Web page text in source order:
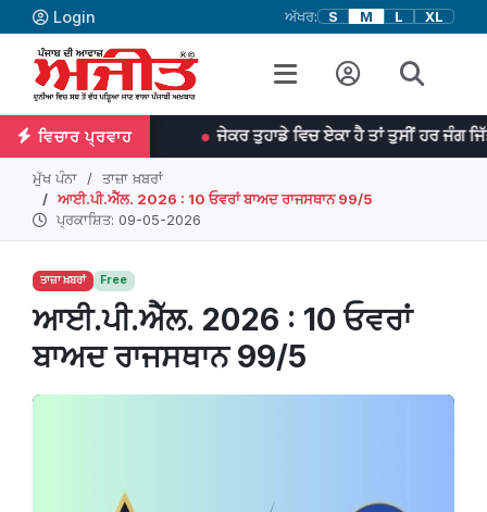
Login ਅੱਖਰ: S M L XL
ਵਿਚਾਰ ਪ੍ਰਵਾਹ
ਜਾਨਸਨ ਜੇਕਰ ਤੁਹਾਡੇ ਵਿਚ ਏਕਾ ਹੈ ਤਾਂ ਤੁਸੀਂ ਹਰ ਜੰਗ ਜਿੱਤ ਸਕਦੇ ਹੋ। -
ਮੁੱਖ ਪੰਨਾ
ਤਾਜ਼ਾ ਖ਼ਬਰਾਂ
ਆਈ.ਪੀ.ਐੱਲ. 2026 : 10 ਓਵਰਾਂ ਬਾਅਦ ਰਾਜਸਥਾਨ 99/5
ਪ੍ਰਕਾਸ਼ਿਤ: 09-05-2026
ਤਾਜ਼ਾ ਖ਼ਬਰਾਂ Free
ਆਈ.ਪੀ.ਐੱਲ. 2026 : 10 ਓਵਰਾਂ
ਬਾਅਦ ਰਾਜਸਥਾਨ 99/5